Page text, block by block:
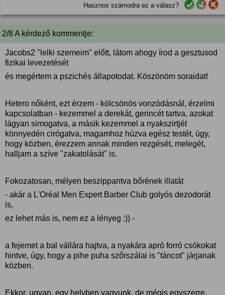
Hasznos számodra ez a válasz?
2/8 A kérdező kommentje:
Jacobs2 "lelki szemeim" előtt, látom ahogy írod a gesztusod
fizikai levezetését
és megértem a pszichés állapotodat. Köszönöm soraidat!
Hetero nőként, ezt érzem - kölcsönös vonzódásnál, érzelmi
kapcsolatban - kezemmel a derekát, gerincét tartva, azokat
lágyan simogatva, a másik kezemmel a nyakszirtjét
könnyedén cirógatva, magamhoz húzva egész testét, úgy,
hogy közben, érezzem annak minden rezgését, melegét,
halljam a szíve "zakatolását" is.
Fokozatosan, mélyen beszippantva bőrének illatát
- akár a L'Oréal Men Expert Barber Club golyós dezodorát
is,
ez lehet más is, nem ez a lényeg :)) -
a fejemet a bal vállára hajtva, a nyakára apró forró csókokat
hintve, úgy, hogy a pihe puha szőrszálai is "táncot" járjanak
közben.
Ekkor, ugyan, egy helyben vagyunk, de mégis egyszerre,